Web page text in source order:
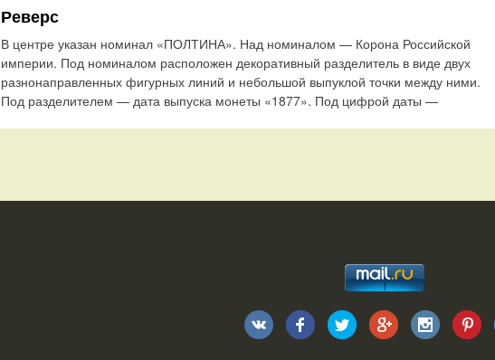
Реверс
В центре указан номинал «ПОЛТИНА». Над номиналом — Корона Российской
империи. Под номиналом расположен декоративный разделитель в виде двух
разнонаправленных фигурных линий и небольшой выпуклой точки между ними.
Под разделителем — дата выпуска монеты «1877». Под цифрой даты —